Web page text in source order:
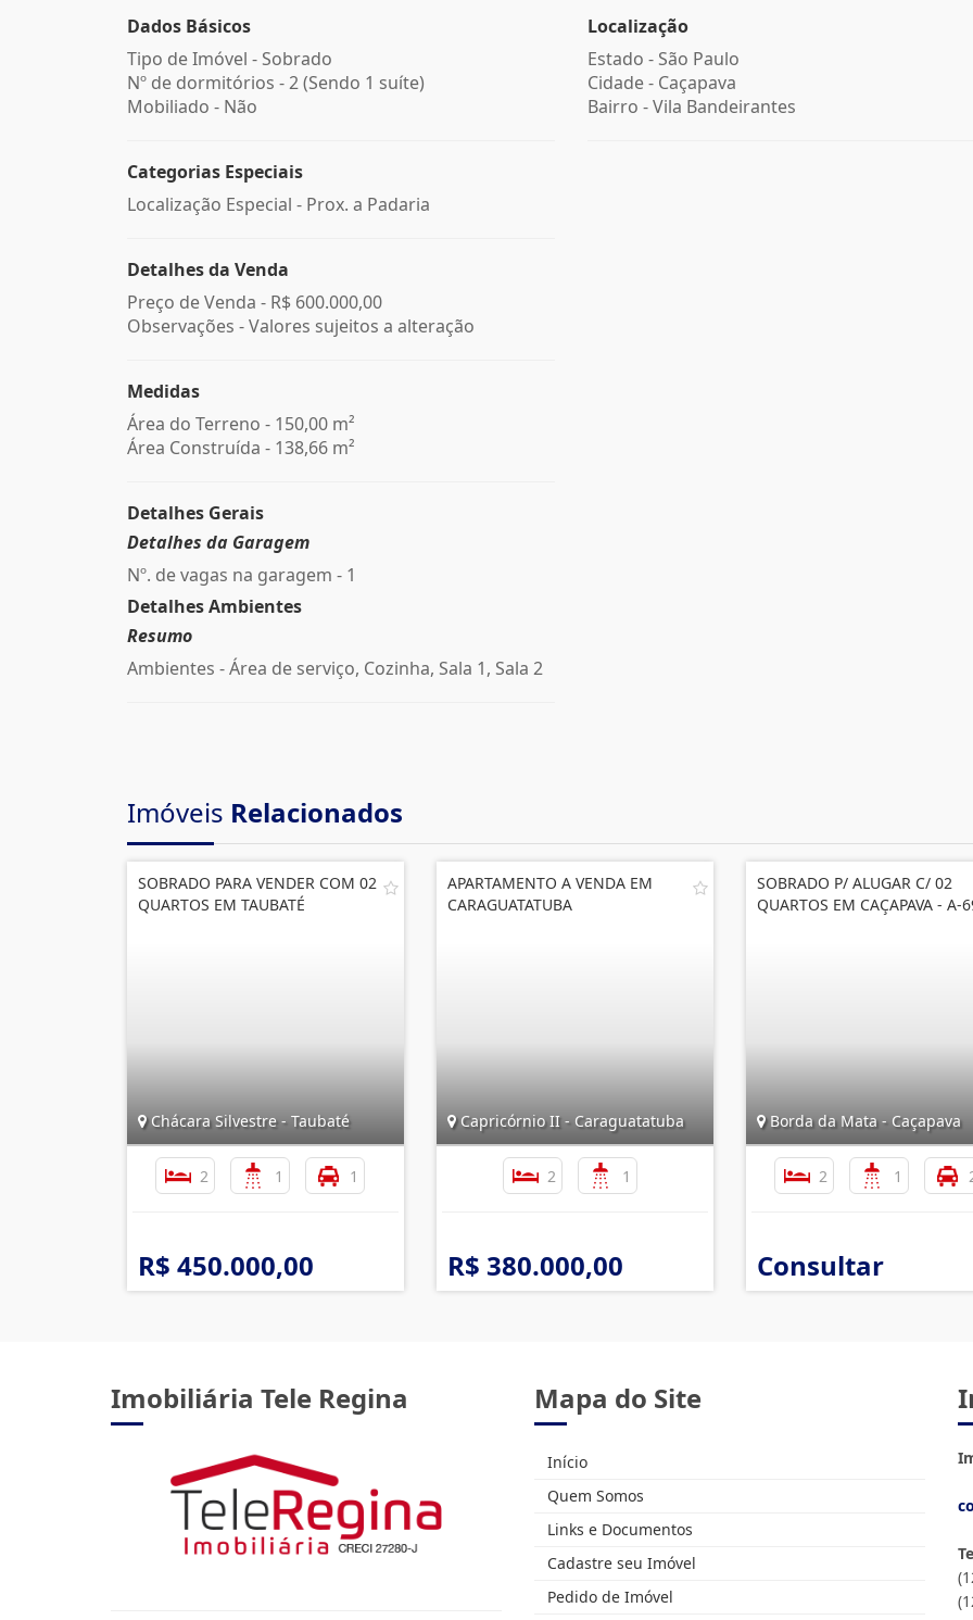
Dados Básicos
Tipo de Imóvel - Sobrado
Nº de dormitórios - 2 (Sendo 1 suíte)
Mobiliado - Não
Categorias Especiais
Localização Especial - Prox. a Padaria
Detalhes da Venda
Preço de Venda - R$ 600.000,00
Observações - Valores sujeitos a alteração
Medidas
Área do Terreno - 150,00 m²
Área Construída - 138,66 m²
Detalhes Gerais
Detalhes da Garagem
Nº. de vagas na garagem - 1
Detalhes Ambientes
Resumo
Ambientes - Área de serviço, Cozinha, Sala 1, Sala 2
Localização
Estado - São Paulo
Cidade - Caçapava
Bairro -Vila Bandeirantes
Imóveis Relacionados
SOBRADO PARA VENDER COM 02
QUARTOS EM TAUBATÉ
Chácara Silvestre - Taubaté
2 1 1
R$ 450.000,00
APARTAMENTO A VENDA EM
CARAGUATATUBA
Capricórnio II - Caraguatatuba
2 1
R$ 380.000,00
SOBRADO P/ ALUGAR C/ 02
QUARTOS EM CAÇAPAVA - A-
Borda da Mata - Caçapava
2 1
Consultar
Imobiliária Tele Regina Mapa do Site
Início
Quem Somos
Links e Documentos
Cadastre seu Imóvel
Pedido de Imóvel